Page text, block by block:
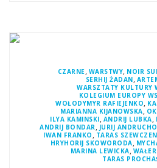
CZARNE, WARSTWY, NOIR
SERHIJ ŻADAN,
WARSZTATY KULTURY
KOLEGIUM EUROPY
WOŁODYMYR RAFIEJENKO,
MARIANNA KIJANOWSKA,
ILYA KAMINSKI, ANDRIJ LUBKA,
ANDRIJ BONDAR, JURIJ
IWAN FRANKO , TARAS
HRYHORIJ SKOWORODA,
MARINA LEWICKA,
TARAS